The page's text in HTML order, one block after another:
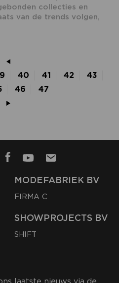
collecties en
van de trends volgen,
40 41 42
43
46 47
MODEFABRIEK BV
FIRMA C
SHOWPROJECTS BV
SHIFT